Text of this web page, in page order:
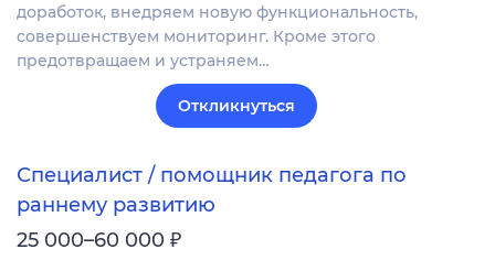
доработок, внедряем новую функциональность,
совершенствуем мониторинг. Кроме этого
предотвращаем и устраняем…
Откликнуться
Специалист / помощник педагога по
раннему развитию
25 000–60 000 ₽